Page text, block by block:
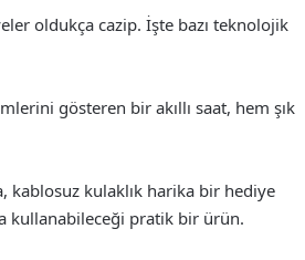
oldukça cazip. İşte bazı teknolojik
gösteren bir akıllı saat, hem şık
kablosuz kulaklık harika bir hediye
kullanabileceği pratik bir ürün.